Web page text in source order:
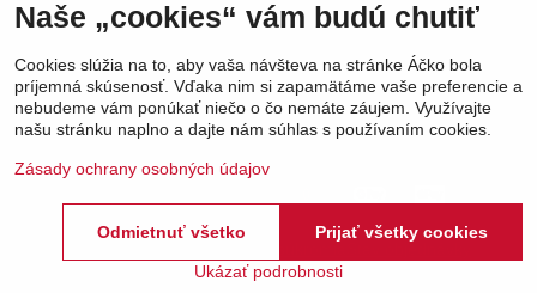
Naše značky
Výhody
Vytvorené pomocou:BiznisWeb.sk
Naše „cookies“ vám budú chutiť
Cookies slúžia na to, aby vaša návšteva na stránke Áčko bola
príjemná skúsenosť. Vďaka nim si zapamätáme vaše preferencie a
nebudeme vám ponúkať niečo o čo nemáte záujem. Využívajte
našu stránku naplno a dajte nám súhlas s používaním cookies.
Zásady ochrany osobných údajov
Ukázať podrobnosti
Prijať všetky cookies
Odmietnuť všetko